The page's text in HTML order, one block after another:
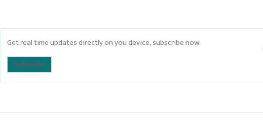
Get real time updates directly on you device, subscribe now.
Subscribe